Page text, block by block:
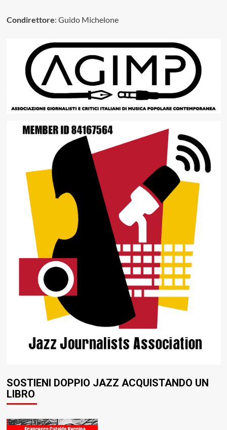
Condirettore: Guido Michelone
SOSTIENI DOPPIO JAZZ ACQUISTANDO UN
LIBRO